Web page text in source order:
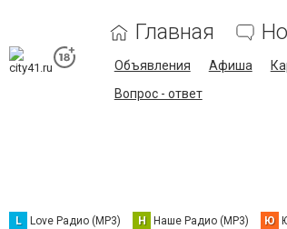
Главная
Объявления Афиша
Вопрос - ответ
L Love Радио (MP3) Н Наше Радио (MP3) Ю